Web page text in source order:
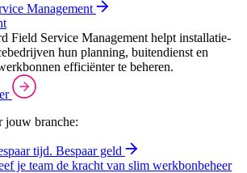
Management
Field Service Management helpt installatie-
hun planning, buitendienst en
efficiënter te beheren.
jouw branche:
tijd. Bespaar geld
je team de kracht van slim werkbonbeheer